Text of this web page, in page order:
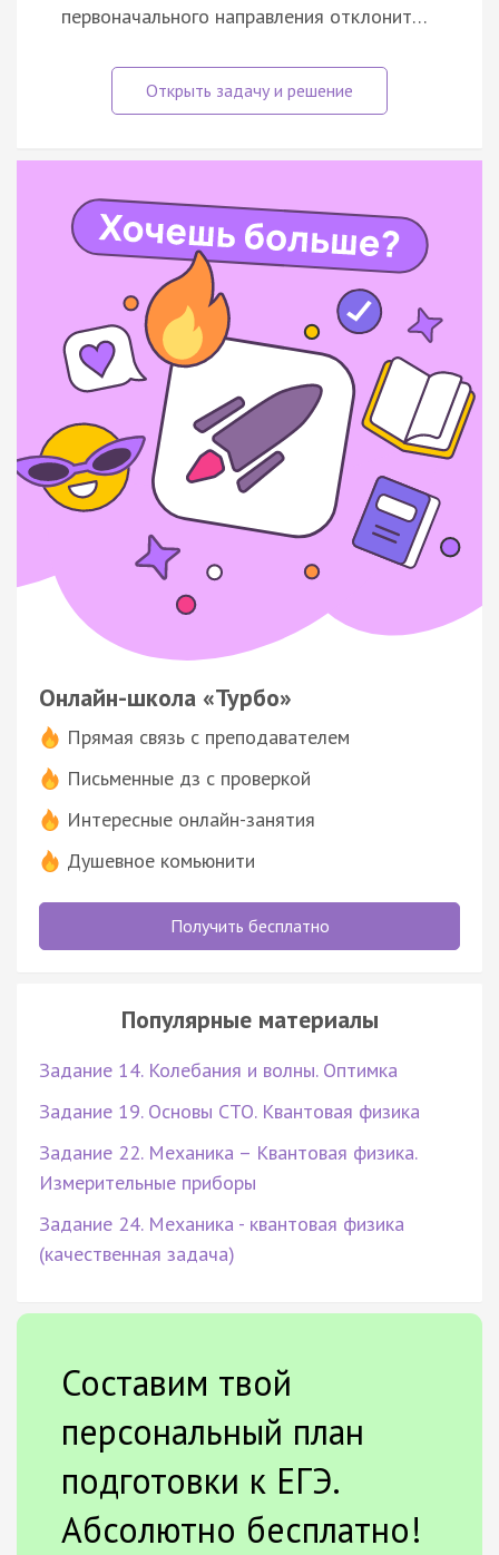
первоначального направления отклонит…
Онлайн-школа «Турбо»
Прямая связь с преподавателем
Письменные дз с проверкой
Интересные онлайн-занятия
Душевное комьюнити
Получить бесплатно
Популярные материалы
Задание 14. Колебания и волны. Оптимка
Задание 19. Основы СТО. Квантовая физика
Задание 22. Механика – Квантовая физика.
Измерительные приборы
Задание 24. Механика - квантовая физика
(качественная задача)
Составим твой
персональный план
подготовки к ЕГЭ.
Абсолютно бесплатно!